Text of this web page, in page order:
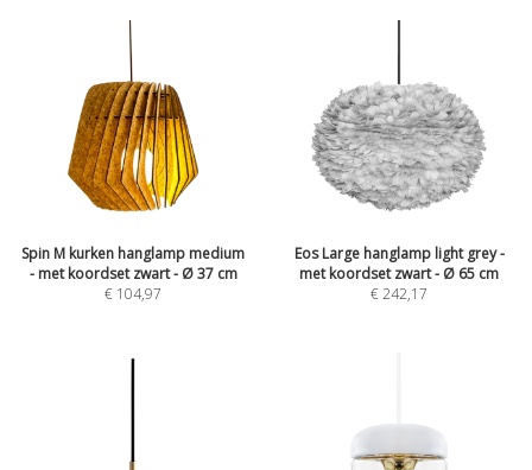
Spin M kurken hanglamp medium
- met koordset zwart - Ø 37 cm
€ 104,97
Eos Large hanglamp light grey -
met koordset zwart - Ø 65 cm
€242,17